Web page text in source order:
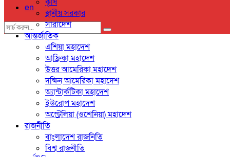
en
স্থানীয় সরকার
সারাদেশ
আন্তর্জাতিক
এশিয়া মহাদেশ
আফ্রিকা মহাদেশ
উত্তর আমেরিকা মহাদেশ
দক্ষিন আমেরিকা মহাদেশ
অ্যান্টার্কটিকা মহাদেশ
ইউরোপ মহাদেশ
অস্ট্রেলিয়া (ওশেনিয়া) মহাদেশ
রাজনীতি
বাংলাদেশ রাজনিতি
বিশ্ব রাজনীতি